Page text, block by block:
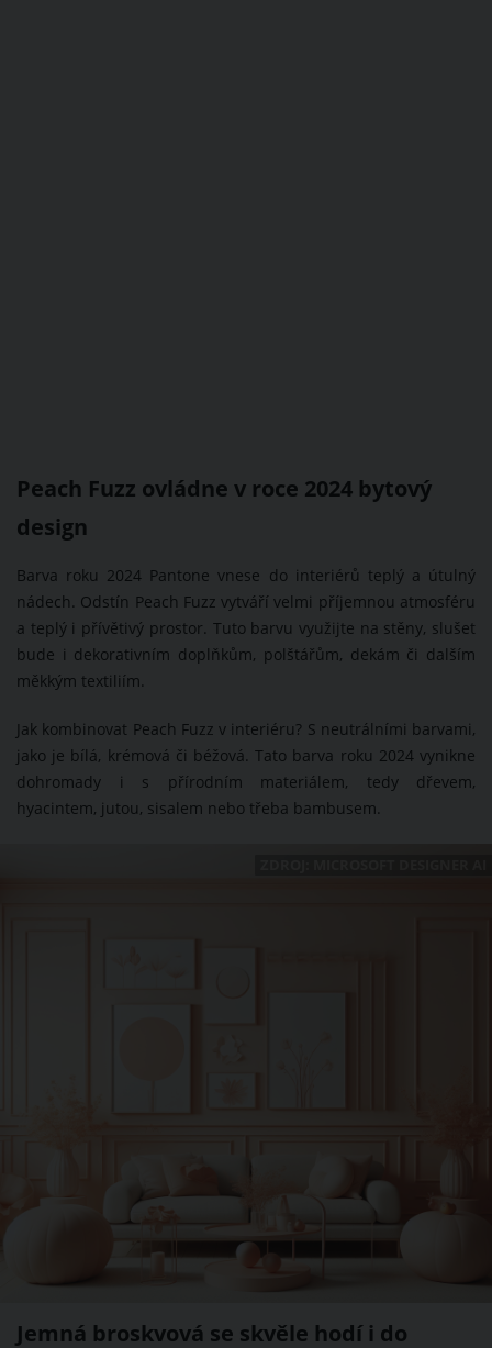
Peach Fuzz ovládne v roce 2024 bytový
design
Barva roku 2024 Pantone vnese do interiérů teplý a útulný
nádech. Odstín Peach Fuzz vytváří velmi příjemnou atmosféru
a teplý i přívětivý prostor. Tuto barvu využijte na stěny, slušet
bude i dekorativním doplňkům, polštářům, dekám či dalším
měkkým textiliím.
Jak kombinovat Peach Fuzz v interiéru? S neutrálními barvami,
jako je bílá, krémová či béžová. Tato barva roku 2024 vynikne
dohromady i s přírodním materiálem, tedy dřevem,
hyacintem, jutou, sisalem nebo třeba bambusem.
Jemná broskvová se skvěle hodí i do